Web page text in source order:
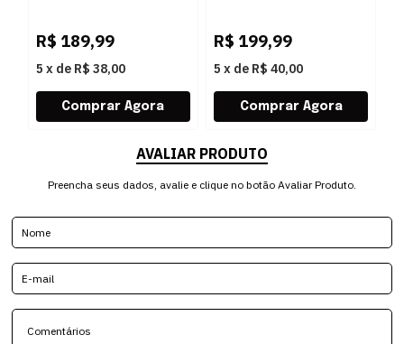
R$ 189,99
5 x de R$ 38,00
R$ 199,99
5 x de R$ 40,00
AVALIAR PRODUTO
Preencha seus dados, avalie e clique no botão Avaliar Produto.